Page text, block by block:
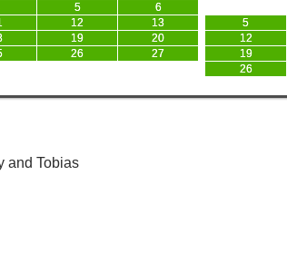
5
6
12
13
19
20
26
27
5
12
19
26
and Tobias